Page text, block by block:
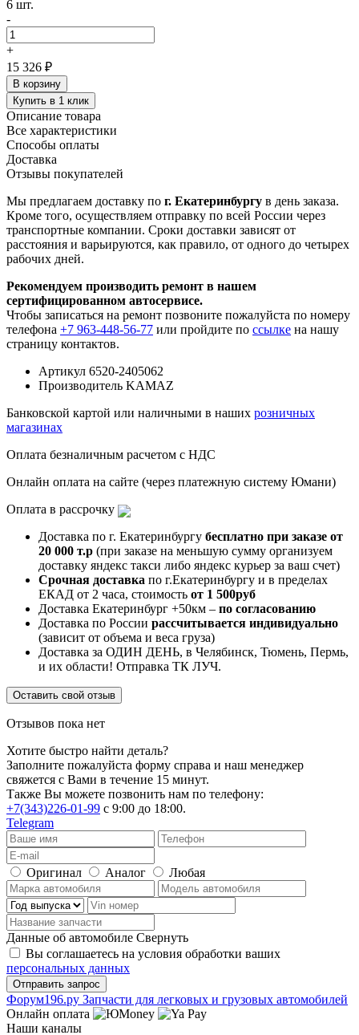
6 шт.
-
+
15 326 ₽
В корзину
Купить в 1 клик
Описание товара
Все характеристики
Способы оплаты
Доставка
Отзывы покупателей
Мы предлагаем доставку по г. Екатеринбургу в день заказа.
Кроме того, осуществляем отправку по всей России через
транспортные компании. Сроки доставки зависят от
расстояния и варьируются, как правило, от одного до четырех
рабочих дней.
Рекомендуем производить ремонт в нашем
сертифицированном автосервисе.
Чтобы записаться на ремонт позвоните пожалуйста по номеру
телефона +7 963-448-56-77 или пройдите по ссылке на нашу
страницу контактов.
Артикул 6520-2405062
Производитель KAMAZ
Банковской картой или наличными в наших розничных
магазинах
Оплата безналичным расчетом с НДС
Онлайн оплата на сайте (через платежную систему Юмани)
Оплата в рассрочку
Доставка по г. Екатеринбургу бесплатно при заказе от
20 000 т.р (при заказе на меньшую сумму организуем
доставку яндекс такси либо яндекс курьер за ваш счет)
Срочная доставка по г.Екатеринбургу и в пределах
ЕКАД от 2 часа, стоимость от 1 500руб
Доставка Екатеринбург +50км – по согласованию
Доставка по России рассчитывается индивидуально
(зависит от объема и веса груза)
Доставка за ОДИН ДЕНЬ, в Челябинск, Тюмень, Пермь,
и их области! Отправка ТК ЛУЧ.
Оставить свой отзыв
Отзывов пока нет
Хотите быстро найти деталь?
Заполните пожалуйста форму справа и наш менеджер
свяжется с Вами в течение 15 минут.
Также Вы можете позвонить нам по телефону:
+7(343)226-01-99 с 9:00 до 18:00.
Telegram
Оригинал Аналог Любая
Данные об автомобиле Свернуть
Вы соглашаетесь на условия обработки ваших
персональных данных
Фoрум196.ру Запчасти для легковых и грузовых автомобилей
Онлайн оплата
Наши каналы